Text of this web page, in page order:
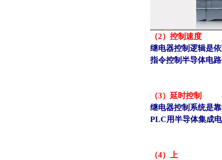
（2）控制速度
继电器控制逻辑是
指令控制半导体电
（3）延时控制
继电器控制系统是
PLC用半导体集成
（4）上